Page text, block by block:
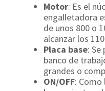
Motor: Es el
engalletadora
de unos 800 o
alcanzar los
Placa base:
banco de
grandes o
ON/OFF: